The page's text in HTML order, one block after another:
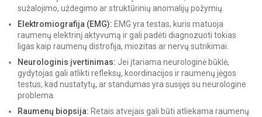
sužalojimo, uždegimo ar struktūrinių anomalijų požymių.
Elektromiografija (EMG): EMG yra testas, kuris matuoja
raumenų elektrinį aktyvumą ir gali padėti diagnozuoti tokias
ligas kaip raumenų distrofija, miozitas ar nervų sutrikimai.
Neurologinis įvertinimas: Jei įtariama neurologinė būklė,
gydytojas gali atlikti refleksų, koordinacijos ir raumenų jėgos
testus, kad nustatytų, ar standumas yra susijęs su neurologine
problema.
Raumenų biopsija: Retais atvejais gali būti atliekama raumenų